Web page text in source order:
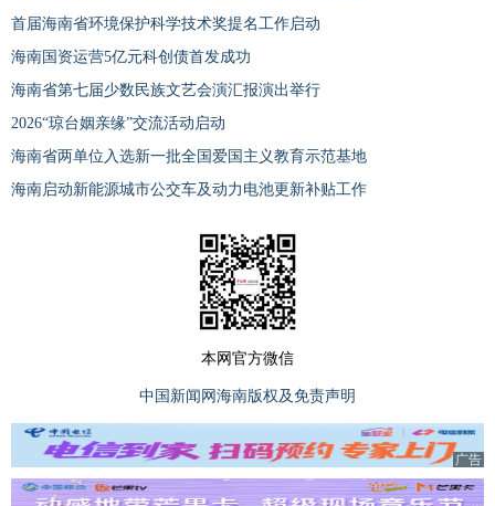
首届海南省环境保护科学技术奖提名工作启动
海南国资运营5亿元科创债首发成功
海南省第七届少数民族文艺会演汇报演出举行
2026“琼台姻亲缘”交流活动启动
海南省两单位入选新一批全国爱国主义教育示范基地
海南启动新能源城市公交车及动力电池更新补贴工作
本网官方微信
中国新闻网海南版权及免责声明
广告